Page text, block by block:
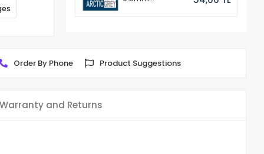
Order By Phone Product Suggestions
Warranty and Returns